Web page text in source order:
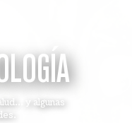
y algunas